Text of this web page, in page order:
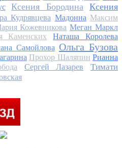
Ксения Бородина
Ксения
Кудрявцева Мадонна Максим
Кожевникова Меган Маркл
Каменских
Наташа Королева
Самойлова Ольга Бузова
Прохор Шаляпин Рианна
Сергей Лазарев
Тимати